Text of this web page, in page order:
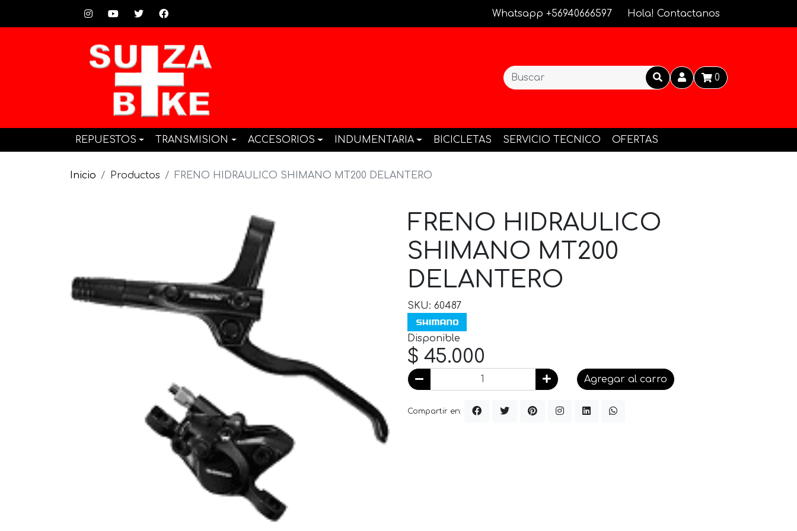
Whatsapp +56940666597 Hola! Contactanos
0
REPUESTOS TRANSMISION ACCESORIOS INDUMENTARIA BICICLETAS SERVICIO TECNICO OFERTAS
Inicio Productos FRENO HIDRAULICO SHIMANO MT200 DELANTERO
FRENO HIDRAULICO
SHIMANO MT200
DELANTERO
SKU: 60487
Disponible
$ 45.000
Agregar al carro
Compartir en: